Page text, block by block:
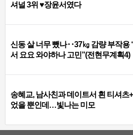
셔널 3위 ♥장윤서였다
신동 살 너무 뺐나‥37㎏ 감량 부작용
서 요요 와야하나 고민”(전현무계획4)
송혜교, 남사친과 데이트서 흰 티셔츠
었을 뿐인데…빛나는 미모